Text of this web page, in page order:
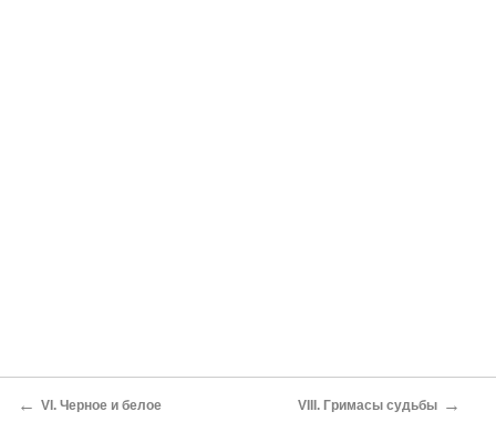
← VI. Черное и белое VIII. Гримасы судьбы →